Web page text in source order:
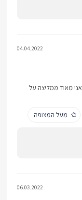
04.04.2022
מאוד ממליצה על
מעל המצופה
06.03.2022